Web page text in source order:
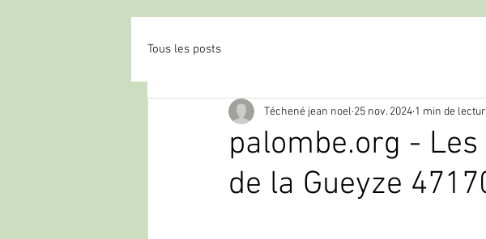
Tous les posts
palombe.org -
de la Gueyze
Téchené jean noel 25 nov. 2024 1 min de